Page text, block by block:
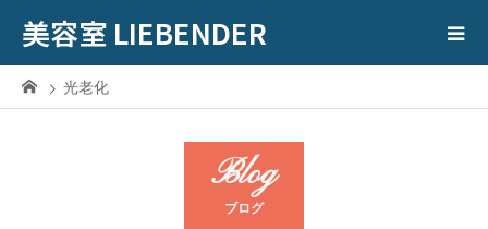
美容室 LIEBENDER
光老化
Blog
ブログ